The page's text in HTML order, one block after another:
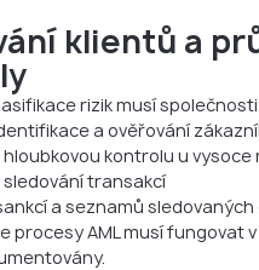
klientů a
rizik musí
a ověřování
kontrolu u vysoce
transakcí
a seznamů sledovaných
procesy AML musí fungovat